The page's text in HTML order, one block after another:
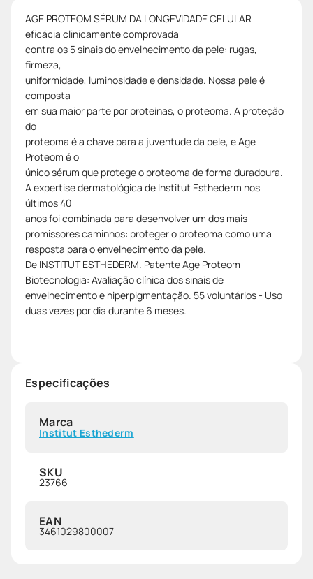
AGE PROTEOM SÉRUM DA LONGEVIDADE CELULAR
eficácia clinicamente comprovada
contra os 5 sinais do envelhecimento da pele: rugas,
firmeza,
uniformidade, luminosidade e densidade. Nossa pele é
composta
em sua maior parte por proteínas, o proteoma. A proteção
do
proteoma é a chave para a juventude da pele, e Age
Proteom é o
único sérum que protege o proteoma de forma duradoura.
A expertise dermatológica de Institut Esthederm nos
últimos 40
anos foi combinada para desenvolver um dos mais
promissores caminhos: proteger o proteoma como uma
resposta para o envelhecimento da pele.
De INSTITUT ESTHEDERM. Patente Age Proteom
Biotecnologia: Avaliação clínica dos sinais de
envelhecimento e hiperpigmentação. 55 voluntários - Uso
duas vezes por dia durante 6 meses.
Especificações
Marca
Institut Esthederm
SKU
23766
EAN
3461029800007